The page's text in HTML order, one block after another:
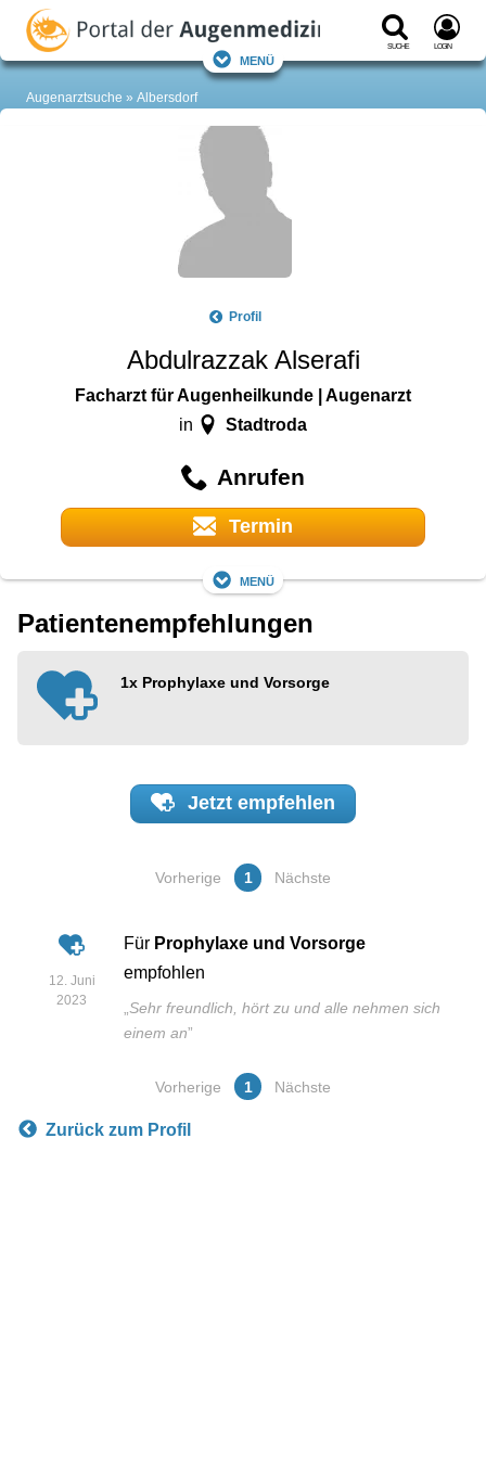
Suche Login
Menü
Augenarztsuche Albersdorf
Profil
Abdulrazzak Alserafi
Facharzt für Augenheilkunde | Augenarzt
in Stadtroda
Anrufen
Termin
Menü
Patientenempfehlungen
1x Prophylaxe und Vorsorge
Jetzt empfehlen
Vorherige 1 Nächste
12. Juni
2023
Für Prophylaxe und Vorsorge
empfohlen
Sehr freundlich, hört zu und alle nehmen sich
einem an”
Vorherige 1 Nächste
Zurück zum Profil